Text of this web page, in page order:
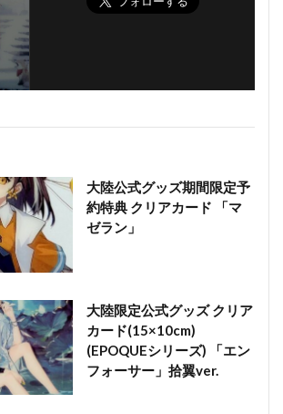
大陸公式グッズ期間限定予
約特典 クリアカード 「マ
ゼラン」
大陸限定公式グッズ クリア
カード(15×10cm)
(EPOQUEシリーズ) 「エン
フォーサー」拾翼ver.